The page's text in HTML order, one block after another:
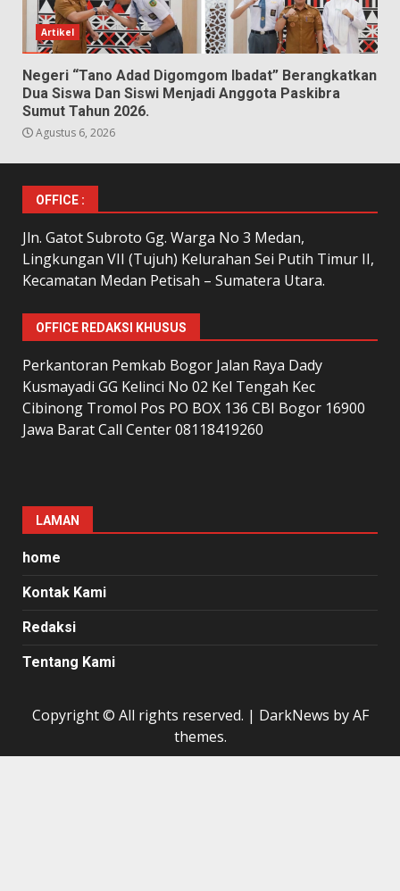
Artikel
Negeri “Tano Adad Digomgom Ibadat” Berangkatkan
Dua Siswa Dan Siswi Menjadi Anggota Paskibra
Sumut Tahun 2026.
Agustus 6, 2026
OFFICE :
Jln. Gatot Subroto Gg. Warga No 3 Medan,
Lingkungan VII (Tujuh) Kelurahan Sei Putih Timur II,
Kecamatan Medan Petisah – Sumatera Utara.
OFFICE REDAKSI KHUSUS
Perkantoran Pemkab Bogor Jalan Raya Dady
Kusmayadi GG Kelinci No 02 Kel Tengah Kec
Cibinong Tromol Pos PO BOX 136 CBI Bogor 16900
Jawa Barat Call Center 08118419260
LAMAN
home
Kontak Kami
Redaksi
Tentang Kami
Copyright © All rights reserved. | DarkNews by AF
themes.